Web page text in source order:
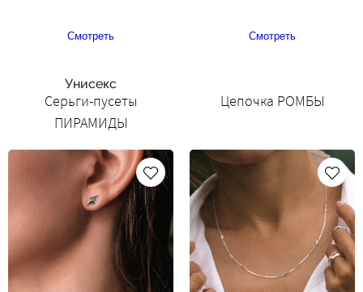
Смотреть Смотреть
Унисекс
Серьги-пусеты
ПИРАМИДЫ
Цепочка РОМБЫ